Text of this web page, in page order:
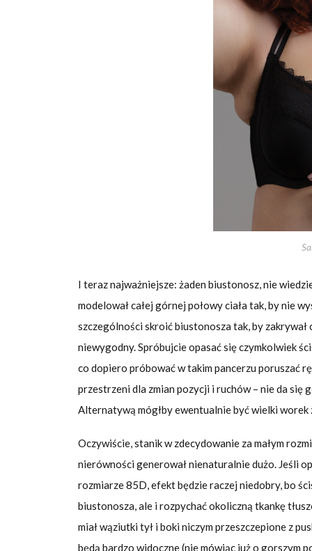
I teraz najważniejsze: żaden biustonosz, nie
modelował całej górnej połowy ciała tak, by nie
szczególności skroić biustonosza tak, by zakrywał
niewygodny. Spróbujcie opasać się czymkolwiek
co dopiero próbować w takim pancerzu poruszać
przestrzeni dla zmian pozycji i ruchów – nie da się
Alternatywą mógłby ewentualnie być wielki
Oczywiście, stanik w zdecydowanie za małym
nierówności generował nienaturalnie dużo. Jeśli
rozmiarze 85D, efekt będzie raczej niedobry, bo
biustonosza, ale i rozpychać okoliczną tkankę
miał wąziutki tył i boki niczym przeszczepione z
będą bardzo widoczne (nie mówiąc już o gorszym